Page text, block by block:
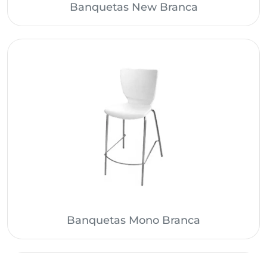
Banquetas New Branca
Banquetas Mono Branca